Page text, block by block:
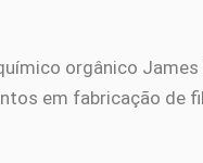
orgânico
em fabricação de